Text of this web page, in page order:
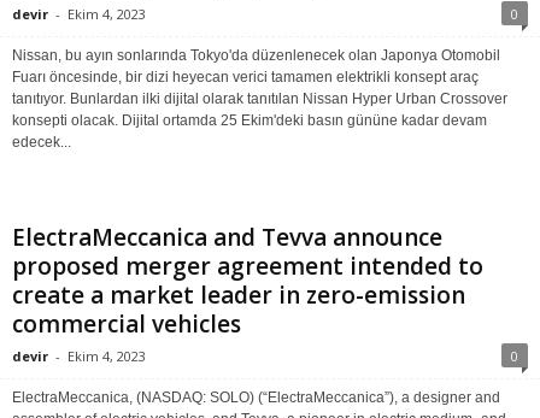
devir - Ekim 4, 2023 0
Nissan, bu ayın sonlarında Tokyo'da düzenlenecek olan Japonya Otomobil
Fuarı öncesinde, bir dizi heyecan verici tamamen elektrikli konsept araç
tanıtıyor. Bunlardan ilki dijital olarak tanıtılan Nissan Hyper Urban Crossover
konsepti olacak. Dijital ortamda 25 Ekim'deki basın gününe kadar devam
edecek...
ElectraMeccanica and Tevva announce
proposed merger agreement intended to
create a market leader in zero-emission
commercial vehicles
devir - Ekim 4, 2023 0
ElectraMeccanica, (NASDAQ: SOLO) (“ElectraMeccanica”), a designer and